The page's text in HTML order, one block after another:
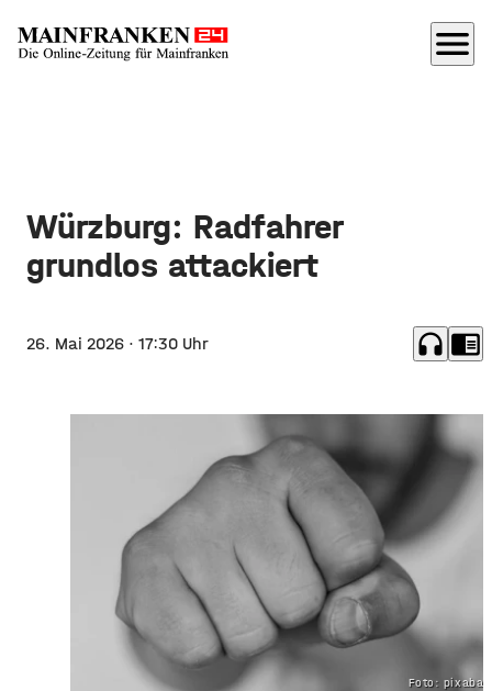
menu
Würzburg: Radfahrer
grundlos attackiert
26. Mai 2026 · 17:30 Uhr headphones chrome_reader_mode
Foto: